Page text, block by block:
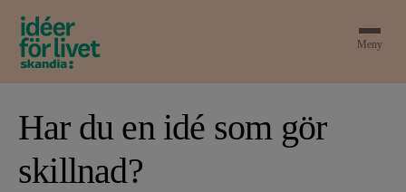
Meny
Har du en idé som gör
skillnad?